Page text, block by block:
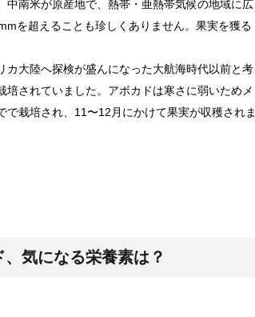
法とリメイク料理！
代層の人に人気のあるメニ...
ていますか？実はトイレに...
南米が原産地で、熱帯・亜熱帯気候の地域に広
を超えることも珍しくありません。果実を獲る
大陸へ探検が盛んになった大航海時代以前と考
されていました。アボカドは寒さに弱いためメ
栽培され、11〜12月にかけて果実が収穫されま
気になる栄養素は？